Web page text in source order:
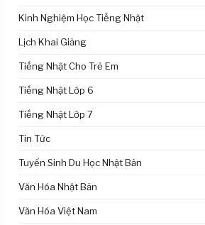
Kinh Nghiệm Học Tiếng Nhật
Lịch Khai Giảng
Tiếng Nhật Cho Trẻ Em
Tiếng Nhật Lớp 6
Tiếng Nhật Lớp 7
Tin Tức
Tuyển Sinh Du Học Nhật Bản
Văn Hóa Nhật Bản
Văn Hóa Việt Nam